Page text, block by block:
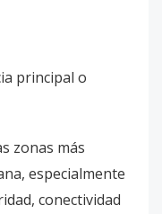
principal o
zonas más
especialmente
conectividad